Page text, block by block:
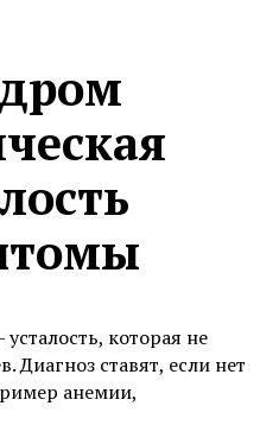
которая не
Диагноз ставят, если нет
анемии,